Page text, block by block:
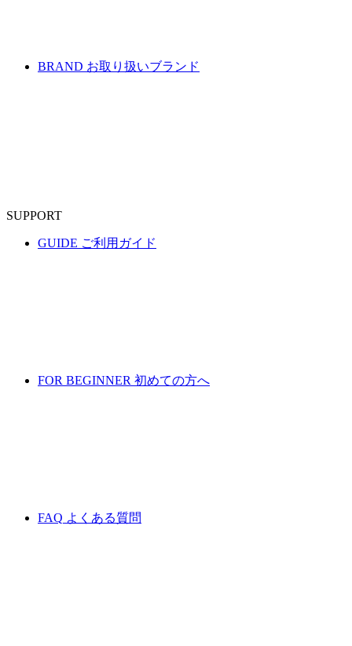
BRAND お取り扱いブランド
SUPPORT
GUIDE ご利用ガイド
FOR BEGINNER 初めての方へ
FAQ よくある質問